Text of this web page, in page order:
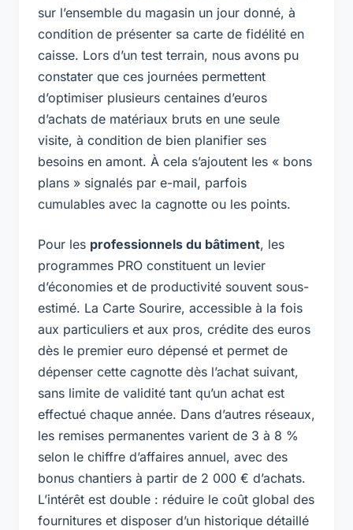
sur l’ensemble du magasin un jour donné, à
condition de présenter sa carte de fidélité en
caisse. Lors d’un test terrain, nous avons pu
constater que ces journées permettent
d’optimiser plusieurs centaines d’euros
d’achats de matériaux bruts en une seule
visite, à condition de bien planifier ses
besoins en amont. À cela s’ajoutent les « bons
plans » signalés par e-mail, parfois
cumulables avec la cagnotte ou les points.
Pour les professionnels du bâtiment, les
programmes PRO constituent un levier
d’économies et de productivité souvent sous-
estimé. La Carte Sourire, accessible à la fois
aux particuliers et aux pros, crédite des euros
dès le premier euro dépensé et permet de
dépenser cette cagnotte dès l’achat suivant,
sans limite de validité tant qu’un achat est
effectué chaque année. Dans d’autres réseaux,
les remises permanentes varient de 3 à 8 %
selon le chiffre d’affaires annuel, avec des
bonus chantiers à partir de 2 000 € d’achats.
L’intérêt est double : réduire le coût global des
fournitures et disposer d’un historique détaillé